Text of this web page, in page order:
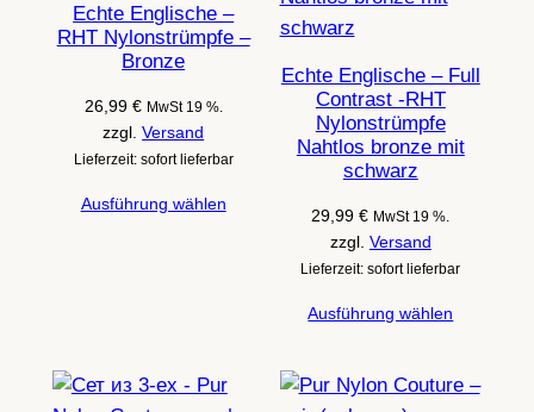
Echte Englische –
RHT Nylonstrümpfe –
Bronze
26,99 € MwSt 19 %.
zzgl.Versand
Lieferzeit: sofort lieferbar
Ausführung wählen
Echte Englische – Full
Contrast -RHT
Nylonstrümpfe
Nahtlos bronze mit
schwarz
29,99€ MwSt 19 %.
zzgl. Versand
Lieferzeit: sofort lieferbar
Ausführung wählen